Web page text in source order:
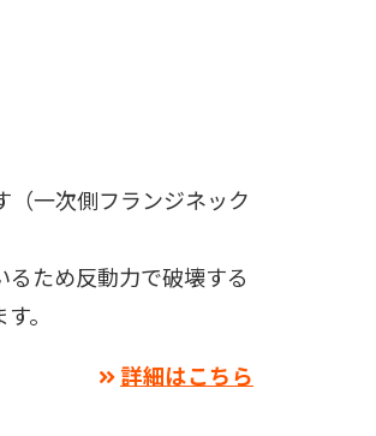
一次側フランジネック
ため反動力で破壊する
。
詳細はこちら